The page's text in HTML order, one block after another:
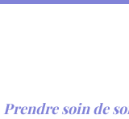
Prendre soin de